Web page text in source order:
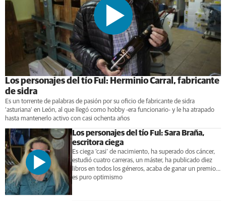
Los personajes del tío Ful: Herminio Carral, fabricante
de sidra
Es un torrente de palabras de pasión por su oficio de fabricante de sidra
‘asturiana’ en León, al que llegó como hobby -era funcionario- y le ha atrapado
hasta mantenerlo activo con casi ochenta años
Los personajes del tío Ful: Sara Braña,
escritora ciega
Es ciega ‘casi’ de nacimiento, ha superado dos cáncer,
estudió cuatro carreras, un máster, ha publicado diez
libros en todos los géneros, acaba de ganar un premio...
es puro optimismo